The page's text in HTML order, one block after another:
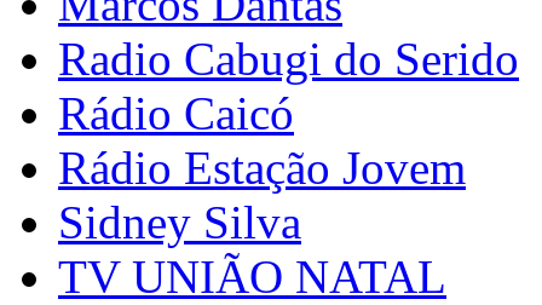
Radio Cabugi do Serido
Rádio Caicó
Rádio Estação Jovem
Sidney Silva
TV UNIÃO NATAL